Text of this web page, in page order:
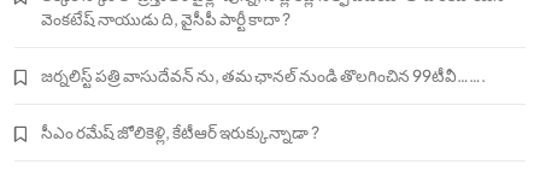
వెంకటేష్ నాయుడు ది, వైసీపీ పార్టీ కాదా ?
జర్నలిస్ట్ పత్రి వాసుదేవన్ ను, తమ ఛానల్ నుండి తొలగించిన 99టీవీ…….
సీఎం రమేష్ జోలికెళ్లి, కేటీఆర్ ఇరుక్కున్నాడా ?